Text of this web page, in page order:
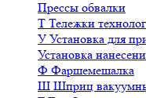
Прессы обвалки
Т Тележки
У Установка для
Установка
Ф Фаршемешалка
Ш Шприц